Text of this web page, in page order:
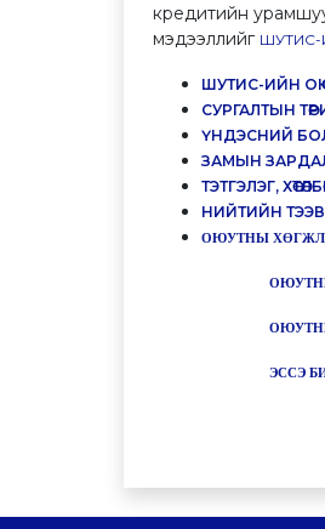
кредитийн
мэдээллийг ШУТИС-
ШУТИС-ИЙН
CУРГАЛТЫН
ҮНДЭСНИЙ
ЗАМЫН ЗАРДАЛ
ТЭТГЭЛЭГ,
НИЙТИЙН
ОЮУТНЫ
ЭССЭ